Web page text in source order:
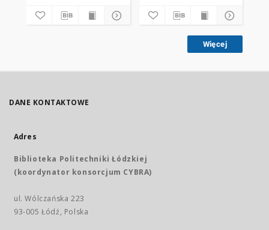
Więcej
DANE KONTAKTOWE
Adres
Biblioteka Politechniki Łódzkiej
(koordynator konsorcjum CYBRA)
ul. Wólczańska 223
93-005 Łódź, Polska